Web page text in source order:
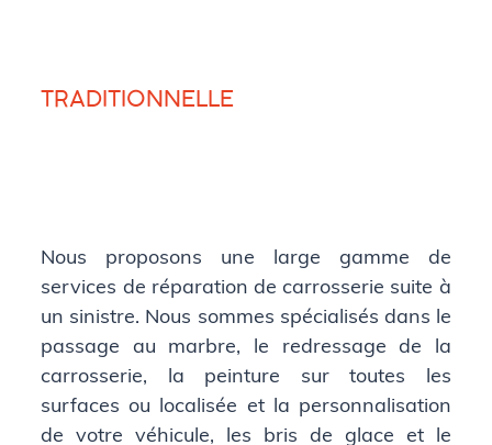
TRADITIONNELLE
Nous proposons une large gamme de
services de réparation de carrosserie suite à
un sinistre. Nous sommes spécialisés dans le
passage au marbre, le redressage de la
carrosserie, la peinture sur toutes les
surfaces ou localisée et la personnalisation
de votre véhicule, les bris de glace et le